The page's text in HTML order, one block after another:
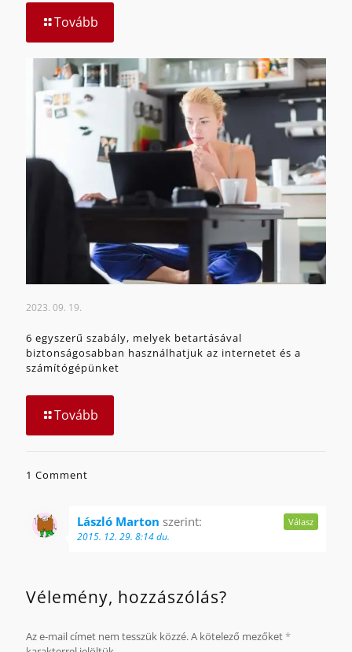
Tovább
2023. 09. 19.
6 egyszerű szabály, melyek betartásával
biztonságosabban használhatjuk az internetet és a
számítógépünket
Tovább
1 Comment
László Marton szerint:
2015. 12. 29. 8:14 du.
Válasz
Vélemény, hozzászólás?
Az e-mail címet nem tesszük közzé.A kötelező mezőket*